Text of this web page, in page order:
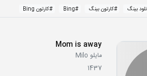
بینگ #کارتون بینگ #
Bing
#کارتون Bing
Mom is away
مایلو Milo
1437